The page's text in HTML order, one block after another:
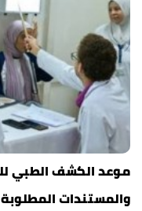
والمستندات المطلوبة